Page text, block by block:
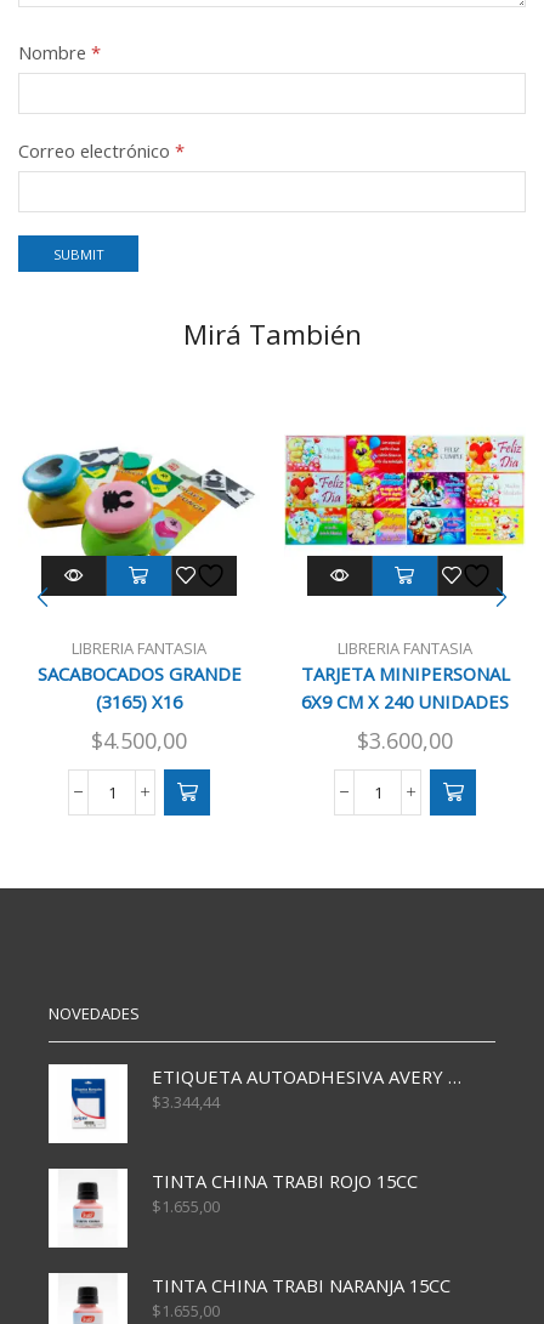
Nombre *
Correo electrónico *
Mirá También
LIBRERIA FANTASIA
SACABOCADOS GRANDE
(3165) X16
$4.500,00
SACABOCADOS
cantidad
LIBRERIA FANTASIA
TARJETA MINIPERSONAL
6X9 CM X 240 UNIDADES
$3.600,00
TARJETA
X
NOVEDADES
ETIQUETA AUTOADHESIVA AVERY 3026 30H 20 X 70
$3.344,44
TINTA CHINA TRABI ROJO 15CC
$1.655,00
TINTA CHINA TRABI NARANJA 15CC
$1.655,00